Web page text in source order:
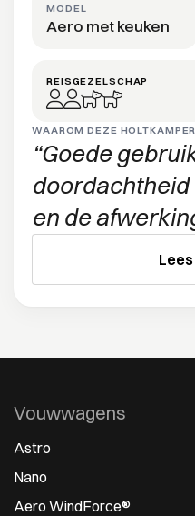
MODEL
Aero met keuken
REISGEZELSCHAP
WAAROM DEZE HOLTKAMPER
Goede
en de
Vouwwagens
Astro
Nano
Aero WindForce®